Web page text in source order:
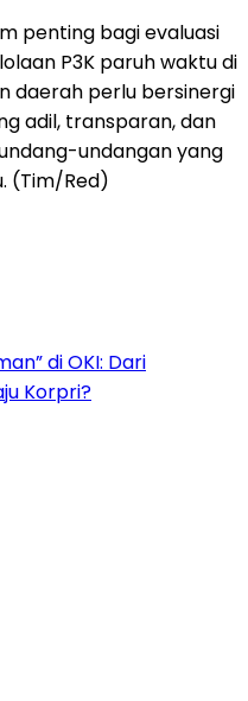
penting bagi evaluasi
P3K paruh waktu di
daerah perlu bersinergi
adil, transparan, dan
undangan yang
(Tim/Red)
di OKI: Dari
Korpri?